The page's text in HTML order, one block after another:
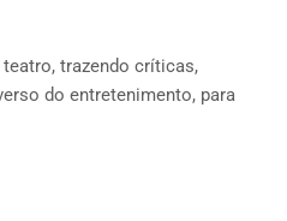
trazendo críticas,
do entretenimento, para